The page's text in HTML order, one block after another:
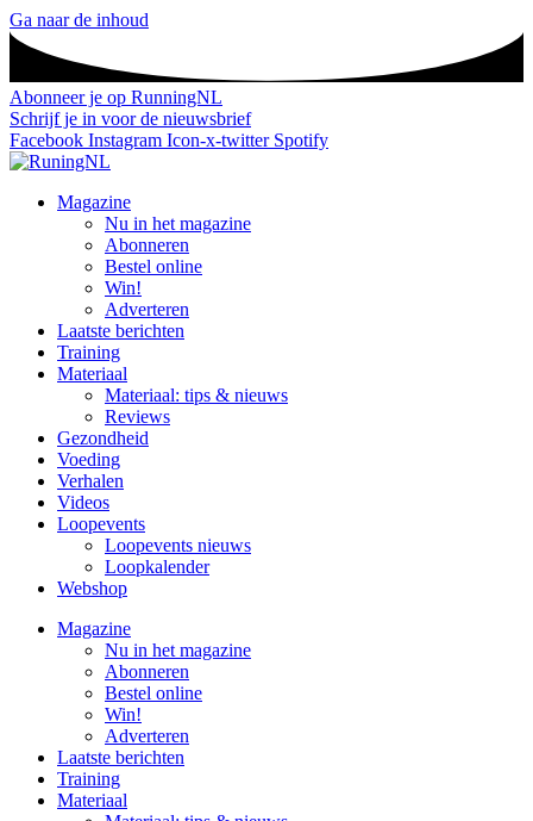
Ga naar de inhoud
Abonneer je op RunningNL
Schrijf je in voor de nieuwsbrief
Facebook Instagram Icon-x-twitter Spotify
Magazine
Nu in het magazine
Abonneren
Bestel online
Win!
Adverteren
Laatste berichten
Training
Materiaal
Materiaal: tips & nieuws
Reviews
Gezondheid
Voeding
Verhalen
Videos
Loopevents
Loopevents nieuws
Loopkalender
Webshop
Magazine
Nu in het magazine
Abonneren
Bestel online
Win!
Adverteren
Laatste berichten
Training
Materiaal